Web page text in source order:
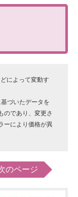
によって変動す
づいたデータを
のであり、変更さ
ーにより価格が異
のページ